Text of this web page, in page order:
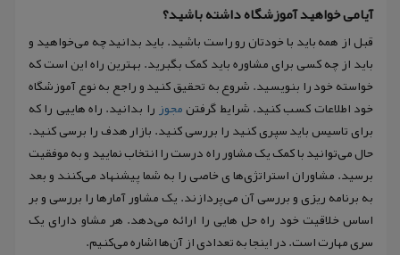
آیامی خواهید آموزشگاه داشته باشید؟
قبل از همه باید با خودتان رو راست باشید. باید بدانید چه می‌خواهید و
باید از چه کسی برای مشاوره باید کمک بگبرید. بهترین راه این است که
خواسته خود را بنویسید. شروع به تحقیق کنید و راجع به نوع آموزشگاه
خود اطلاعات کسب کنید. شرایط گرفتنمجوزرا بدانید. راه هاییی را که
برای تاسیس باید سپری کنید را بررسی کنید. بازار هدف را برسی کنید.
حال می‌توانید با کمک یک مشاور راه درست را انتخاب نمایید و به موفقیت
برسید. مشاوران استراتژی‌ها ی خاصی را به شما پیشنهاد می‌کنند و بعد
به برنامه ریزی و بررسی آن می‌پردازند. یک مشاور آمار‌ها را بررسی و بر
اساس خلاقیت خود راه حل هایی را ارائه می‌دهد. هر مشاو دارای یک
سری مهارت است. در اینجا به تعدادی از آن‌ها اشاره می‌کنیم.